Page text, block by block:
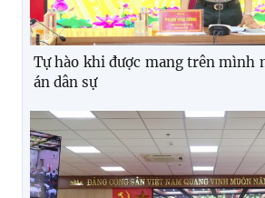
Tự hào khi được mang trên mình
án dân sự